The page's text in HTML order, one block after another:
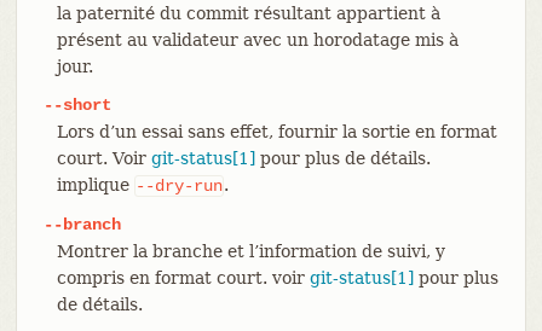
la paternité du commit résultant appartient à
présent au validateur avec un horodatage mis à
jour.
--short
Lors d’un essai sans effet, fournir la sortie en format
court. Voir git-status[1] pour plus de détails.
implique --dry-run.
--branch
Montrer la branche et l’information de suivi, y
compris en format court. voir git-status[1] pour plus
de détails.